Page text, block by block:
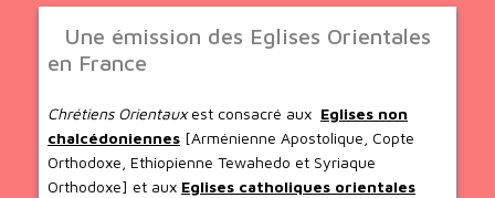
Une émission des Eglises Orientales
en France
Chrétiens Orientauxest consacré aux Eglises non
chalcédoniennes [Arménienne Apostolique, Copte
Orthodoxe, Ethiopienne Tewahedo et Syriaque
Orthodoxe] et aux Eglises catholiques orientales